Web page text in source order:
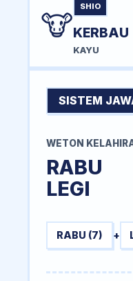
🐮
SHIO
KERBAU
KAYU
SISTEM
WETON
RABU
LEGI
RABU (7) +